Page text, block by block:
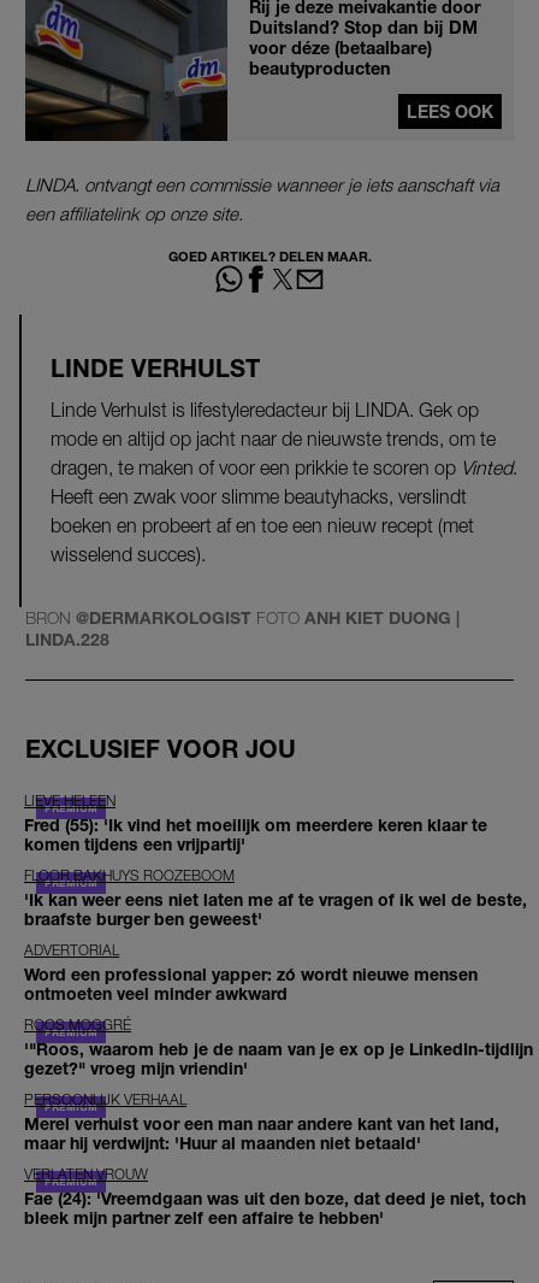
Rij je deze meivakantie door
Duitsland? Stop dan bij DM
voor déze (betaalbare)
beautyproducten
LEES OOK
LINDA. ontvangt een commissie wanneer je iets aanschaft via
een affiliatelink op onze site.
GOED ARTIKEL? DELEN MAAR.
LINDE VERHULST
Linde Verhulst is lifestyleredacteur bij LINDA. Gek op
mode en altijd op jacht naar de nieuwste trends, om te
dragen, te maken of voor een prikkie te scoren op Vinted.
Heeft een zwak voor slimme beautyhacks, verslindt
boeken en probeert af en toe een nieuw recept (met
wisselend succes).
BRON @DERMARKOLOGIST FOTO ANH KIET DUONG |
LINDA.228
EXCLUSIEF VOOR JOU
LIEVE HELEEN
Fred (55): 'Ik vind het moeilijk om meerdere keren klaar te
komen tijdens een vrijpartij'
FLOOR BAKHUYS ROOZEBOOM
'Ik kan weer eens niet laten me af te vragen of ik wel de beste,
braafste burger ben geweest'
ADVERTORIAL
Word een professional yapper: zó wordt nieuwe mensen
ontmoeten veel minder awkward
ROOS MOGGRÉ
'"Roos, waarom heb je de naam van je ex op je LinkedIn-tijdlijn
gezet?" vroeg mijn vriendin'
PERSOONLIJK VERHAAL
Merel verhuist voor een man naar andere kant van het land,
maar hij verdwijnt: 'Huur al maanden niet betaald'
VERLATEN VROUW
Fae (24): 'Vreemdgaan was uit den boze, dat deed je niet, toch
bleek mijn partner zelf een affaire te hebben'